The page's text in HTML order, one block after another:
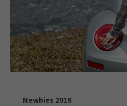
Newbies 2016